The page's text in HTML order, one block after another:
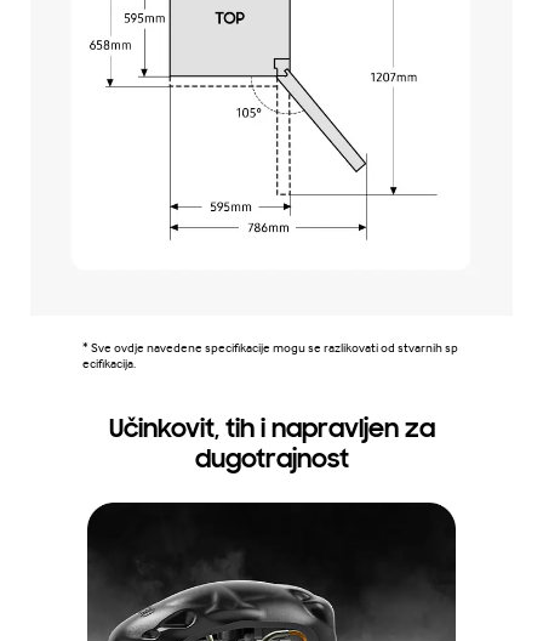
* Sve ovdje navedene specifikacije mogu se razlikovati od stvarnih sp
ecifikacija.
Učinkovit, tih i napravljen za
dugotrajnost